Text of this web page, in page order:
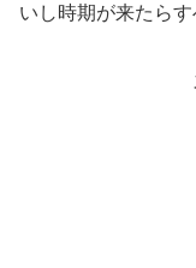
いし時期が来たらす